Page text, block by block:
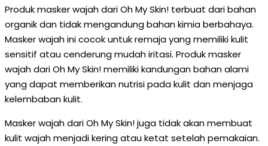
Produk masker wajah dari Oh My Skin! terbuat dari bahan
organik dan tidak mengandung bahan kimia berbahaya.
Masker wajah ini cocok untuk remaja yang memiliki kulit
sensitif atau cenderung mudah iritasi. Produk masker
wajah dari Oh My Skin! memiliki kandungan bahan alami
yang dapat memberikan nutrisi pada kulit dan menjaga
kelembaban kulit.
Masker wajah dari Oh My Skin! juga tidak akan membuat
kulit wajah menjadi kering atau ketat setelah pemakaian.